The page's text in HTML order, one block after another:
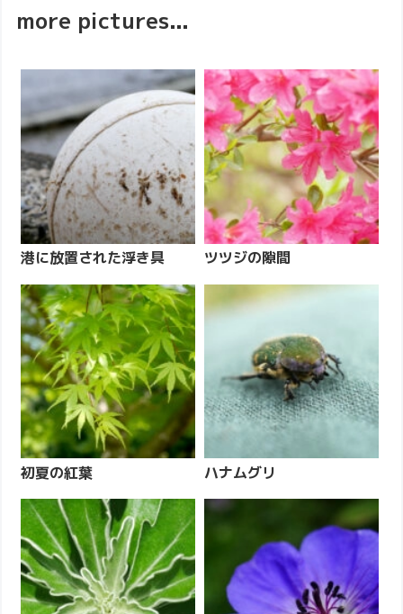
more pictures...
港に放置された浮き具 ツツジの隙間
初夏の紅葉 ハナムグリ